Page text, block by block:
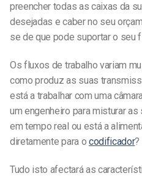
preencher todas as caixas da
desejadas e caber no seu
se de que pode suportar o seu
Os fluxos de trabalho variam
como produz as suas
está a trabalhar com uma
um engenheiro para misturar
em tempo real ou está a
diretamente para o codificador?
Tudo isto afectará as